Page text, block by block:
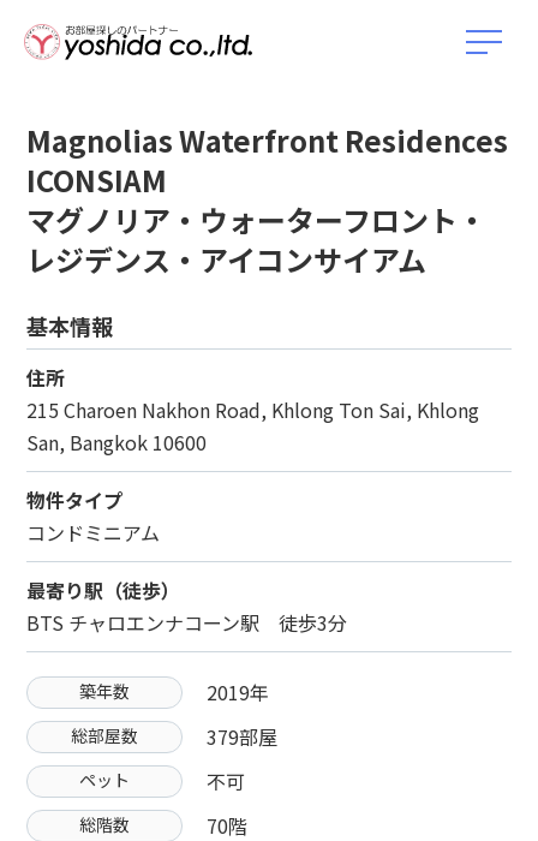
Magnolias Waterfront Residences
ICONSIAM
マグノリア・ウォーターフロント・
レジデンス・アイコンサイアム
基本情報
住所
215 Charoen Nakhon Road, Khlong Ton Sai, Khlong
San, Bangkok 10600
物件タイプ
コンドミニアム
最寄り駅（徒歩）
BTS チャロエンナコーン駅 徒歩3分
築年数 2019年
総部屋数 379部屋
ペット 不可
総階数 70階